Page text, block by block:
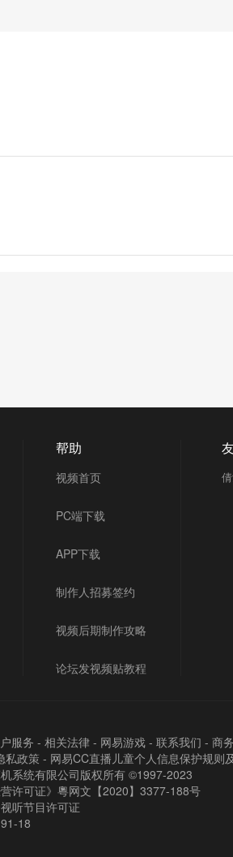
帮助
视频首页
PC端下载
APP下载
制作人招募签约
视频后期制作攻略
论坛发视频贴教程
服务 - 相关法律 - 网易游戏 - 联系我们 - 商
私政策 - 网易CC直播儿童个人信息保护规则
系统有限公司版权所有 ©1997-2023
营许可证》粵网文【2020】3377-188号
听节目许可证
18